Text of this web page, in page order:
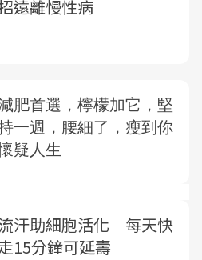
遠離慢性病
汗助細胞活化 每天快
15分鐘可延壽